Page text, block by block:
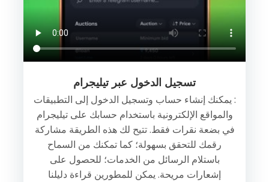
تسجيل الدخول عبر تيليجرام
: يمكنك إنشاء حساب وتسجيل الدخول إلى التطبيقات
والمواقع الإلكترونية باستخدام حسابك على تيليجرام
في بضعة نقرات فقط. تتيح لك هذه الطريقة مشاركة
رقمك للتحقق بسهولة؛ كما تمكنك من السماح
باستلام الرسائل من الخدمات؛ للحصول على
إشعارات مريحة. يمكن للمطورين قراءة دليلنا